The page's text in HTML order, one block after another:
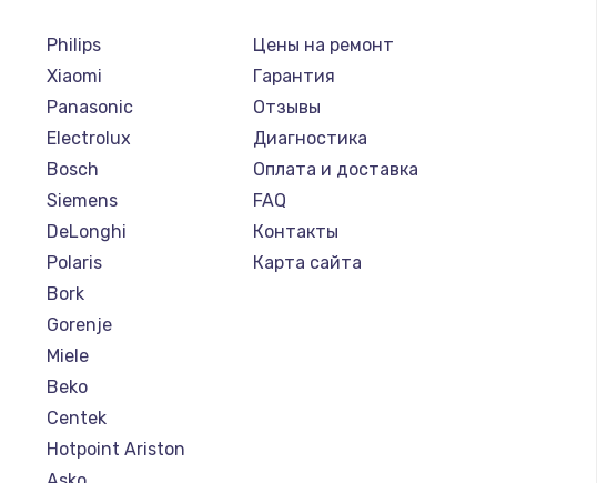
Philips
Xiaomi
Panasonic
Electrolux
Bosch
Siemens
DeLonghi
Polaris
Bork
Gorenje
Miele
Beko
Centek
Hotpoint Ariston
Цены на ремонт
Гарантия
Отзывы
Диагностика
Оплата и доставка
FAQ
Контакты
Карта сайта